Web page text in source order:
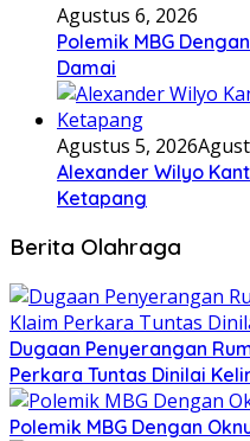
Agustus 6, 2026
Polemik MBG
Damai
Agustus 5, 2026
Alexander Wilyo
Ketapang
Berita Olahraga
Dugaan Penyerangan
Perkara Tuntas Dinilai
Polemik MBG Dengan